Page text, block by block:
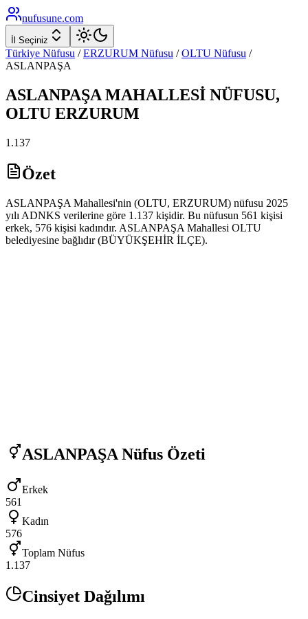
nufusune.com
İl Seçiniz
Türkiye Nüfusu / ERZURUM Nüfusu / OLTU Nüfusu /
ASLANPAŞA
ASLANPAŞA MAHALLESİ NÜFUSU,
OLTU ERZURUM
1.137
Özet
ASLANPAŞA Mahallesi'nin (OLTU, ERZURUM) nüfusu 2025
yılı ADNKS verilerine göre 1.137 kişidir. Bu nüfusun 561 kişisi
erkek, 576 kişisi kadındır. ASLANPAŞA Mahallesi OLTU
belediyesine bağlıdır (BÜYÜKŞEHİR İLÇE).
ASLANPAŞA Nüfus Özeti
Erkek
561
Kadın
576
Toplam Nüfus
1.137
Cinsiyet Dağılımı